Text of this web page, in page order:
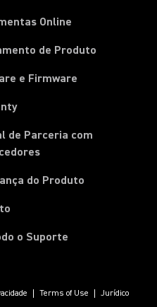
Online
de Produto
e Firmware
de Parceria com
(Opens in a new tab)
do Produto
o Suporte
Terms of Use Jurídico